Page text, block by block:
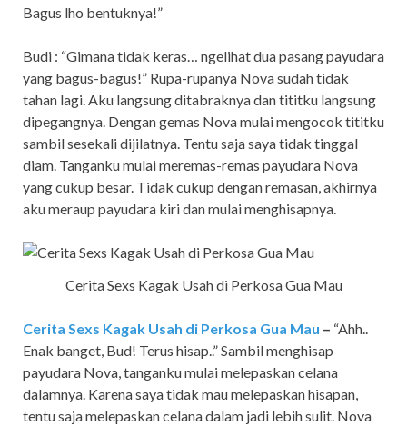
Bagus lho bentuknya!”
Budi : “Gimana tidak keras… ngelihat dua pasang payudara
yang bagus-bagus!” Rupa-rupanya Nova sudah tidak
tahan lagi. Aku langsung ditabraknya dan tititku langsung
dipegangnya. Dengan gemas Nova mulai mengocok tititku
sambil sesekali dijilatnya. Tentu saja saya tidak tinggal
diam. Tanganku mulai meremas-remas payudara Nova
yang cukup besar. Tidak cukup dengan remasan, akhirnya
aku meraup payudara kiri dan mulai menghisapnya.
Cerita Sexs Kagak Usah di Perkosa Gua Mau
Cerita Sexs Kagak Usah di Perkosa Gua Mau – “Ahh..
Enak banget, Bud! Terus hisap..” Sambil menghisap
payudara Nova, tanganku mulai melepaskan celana
dalamnya. Karena saya tidak mau melepaskan hisapan,
tentu saja melepaskan celana dalam jadi lebih sulit. Nova